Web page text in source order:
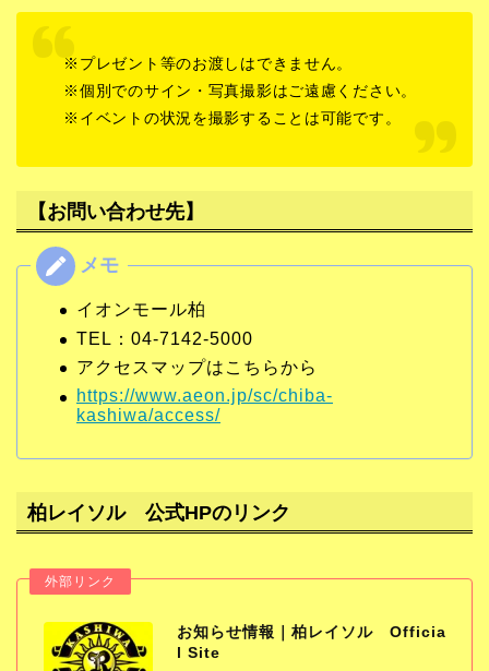
※プレゼント等のお渡しはできません。
※個別でのサイン・写真撮影はご遠慮ください。
※イベントの状況を撮影することは可能です。
【お問い合わせ先】
イオンモール柏
TEL：04-7142-5000
アクセスマップはこちらから
https://www.aeon.jp/sc/chiba-
kashiwa/access/
柏レイソル 公式HPのリンク
お知らせ情報｜柏レイソル Officia
l Site